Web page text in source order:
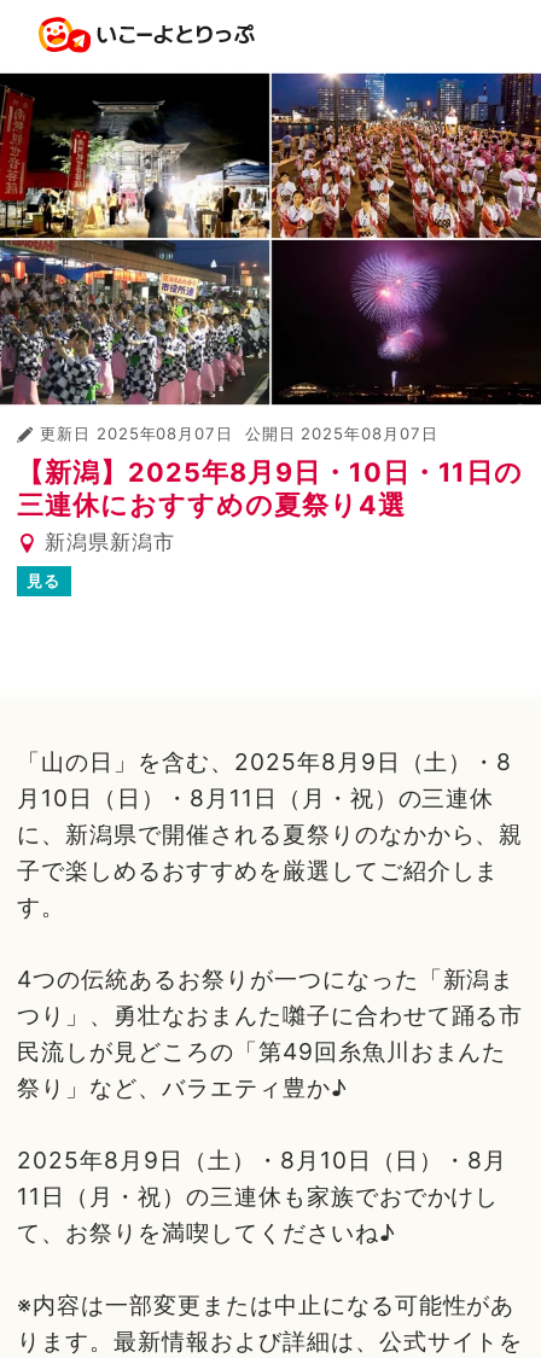
更新日 2025年08月07日 公開日 2025年08月07日
【新潟】2025年8月9日・10日・11日の
三連休におすすめの夏祭り4選
新潟県新潟市
見る
「山の日」を含む、2025年8月9日（土）・8
月10日（日）・8月11日（月・祝）の三連休
に、新潟県で開催される夏祭りのなかから、親
子で楽しめるおすすめを厳選してご紹介しま
す。
4つの伝統あるお祭りが一つになった「新潟ま
つり」、勇壮なおまんた囃子に合わせて踊る市
民流しが見どころの「第49回糸魚川おまんた
祭り」など、バラエティ豊か♪
2025年8月9日（土）・8月10日（日）・8月
11日（月・祝）の三連休も家族でおでかけし
て、お祭りを満喫してくださいね♪
※内容は一部変更または中止になる可能性があ
ります。最新情報および詳細は、公式サイトを